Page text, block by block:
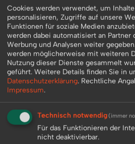
Zurück zur
+49 (0) 2233 - 7 132 025
Cookies werden verwendet, um
personalisieren, Zugriffe auf unsere
Funktionen für soziale Medien
werden dabei automatisiert an Partner
Werbung und Analysen weiter
werden möglicherweise mit weiteren
Nutzung dieser Dienste gesammelt
geführt. Weitere Details finden Sie in
Datenschutzerklärung. Rechtliche
Impressum.
Technisch notwendig(immer
Für das Funktionieren der
nicht deaktivierbar.